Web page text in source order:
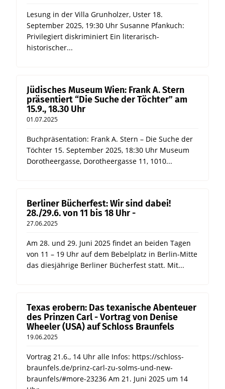
Lesung in der Villa Grunholzer, Uster 18.
September 2025, 19:30 Uhr Susanne Pfankuch:
Privilegiert diskriminiert Ein literarisch-
historischer...
Jüdisches Museum Wien: Frank A. Stern
präsentiert “Die Suche der Töchter” am
15.9., 18.30 Uhr
01.07.2025
Buchpräsentation: Frank A. Stern – Die Suche der
Töchter 15. September 2025, 18:30 Uhr Museum
Dorotheergasse, Dorotheergasse 11, 1010...
Berliner Bücherfest: Wir sind dabei!
28./29.6. von 11 bis 18 Uhr -
27.06.2025
Am 28. und 29. Juni 2025 findet an beiden Tagen
von 11 – 19 Uhr auf dem Bebelplatz in Berlin-Mitte
das diesjährige Berliner Bücherfest statt. Mit...
Texas erobern: Das texanische Abenteuer
des Prinzen Carl - Vortrag von Denise
Wheeler (USA) auf Schloss Braunfels
19.06.2025
Vortrag 21.6., 14 Uhr alle Infos: https://schloss-
braunfels.de/prinz-carl-zu-solms-und-new-
braunfels/#more-23236 Am 21. Juni 2025 um 14